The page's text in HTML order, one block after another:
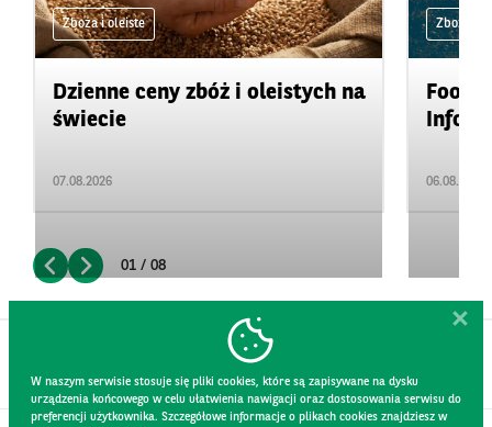
Zboża i oleiste
Dzienne ceny zbóż i oleistych na
świecie
07.08.2026
Zboża i
06.08.2026
01 / 08
W naszym serwisie stosuje się pliki cookies, które są zapisywane na dysku
urządzenia końcowego w celu ułatwienia nawigacji oraz dostosowania serwisu do
preferencji użytkownika. Szczegółowe informacje o plikach cookies znajdziesz w